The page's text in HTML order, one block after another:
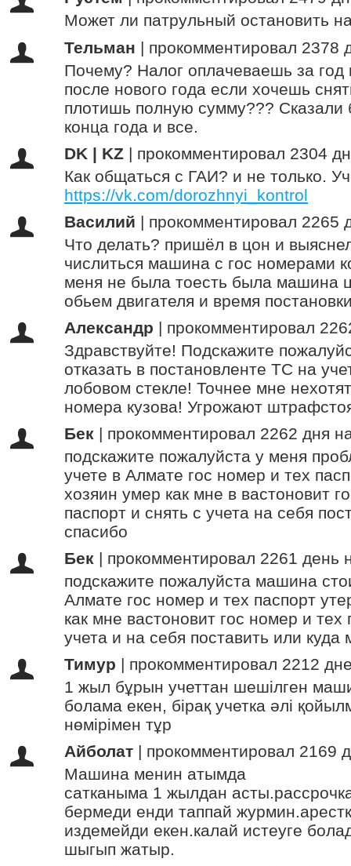
Может ли патрульный остановить
Тельман | прокомментировал 2378
Почему? Налог оплачеваешь за
после нового года если хочешь
плотишь полную сумму??? Сказали
конца года и все.
DK | KZ | прокомментировал 2304
Как общаться с ГАИ? и не только.
https://vk.com/dorozhnyi_kontrol
Василий | прокомментировал 2265
Что делать? пришёл в цон и
числиться машина с гос номерами
меня не была тоесть была машина
обьем двигателя и время
Александр | прокомментировал
Здравствуйте! Подскажите
отказать в постановленте ТС на
лобовом стекле! Точнее мне
номера кузова! Угрожают
Бек | прокомментировал 2262 дня
подскажите пожалуйста у меня
учете в Алмате гос номер и тех
хозяин умер как мне в вастоновит
паспорт и снять с учета на себя
спасибо
Бек | прокомментировал 2261 день
подскажите пожалуйста машина
Алмате гос номер и тех паспорт
как мне вастоновит гос номер и тех
учета и на себя поставить или
Тимур | прокомментировал 2212
1 жыл бұрын учеттан шешілген
болама екен, бірақ учетка әлі
нөмірімен тұр
Айболат | прокомментировал 2169
Машина менин атымда
сатканыма 1 жылдан
бермеди енди таппай
издемейди екен.калай истеуге
шыгып жатыр.